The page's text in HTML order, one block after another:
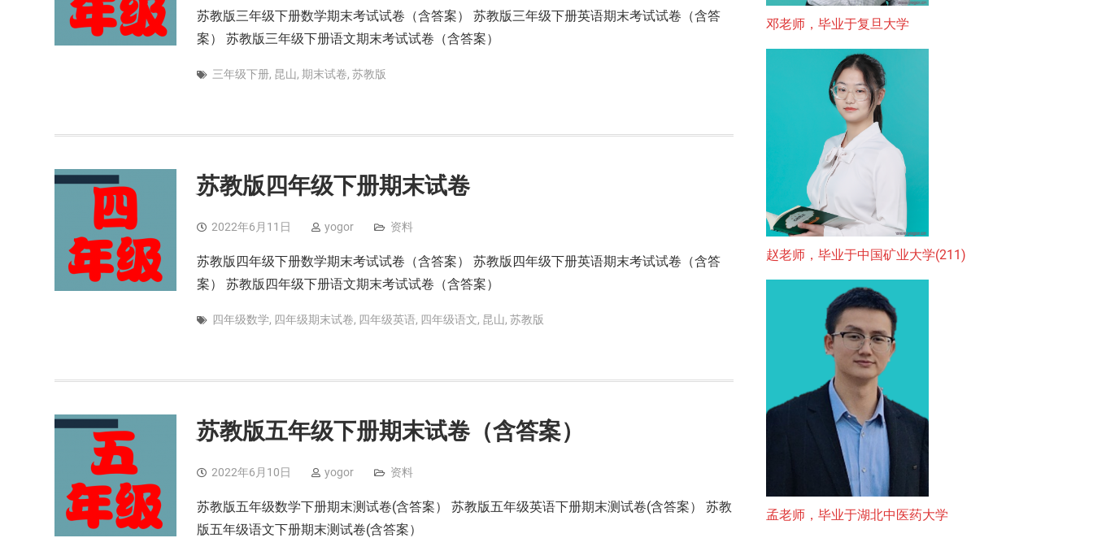
苏教版三年级下册数学期末考试试卷（含答案） 苏教版三年级下册英语期末考试试卷（含答
案） 苏教版三年级下册语文期末考试试卷（含答案）
三年级下册, 昆山, 期末试卷, 苏教版
苏教版四年级下册期末试卷
2022年6月11日 yogor 资料
苏教版四年级下册数学期末考试试卷（含答案） 苏教版四年级下册英语期末考试试卷（含答
案） 苏教版四年级下册语文期末考试试卷（含答案）
四年级数学, 四年级期末试卷, 四年级英语, 四年级语文, 昆山, 苏教版
苏教版五年级下册期末试卷（含答案）
2022年6月10日 yogor 资料
苏教版五年级数学下册期末测试卷(含答案） 苏教版五年级英语下册期末测试卷(含答案） 苏教
版五年级语文下册期末测试卷(含答案）
邓老师，毕业于复旦大学
赵老师，毕业于中国矿业大学(211)
孟老师，毕业于湖北中医药大学